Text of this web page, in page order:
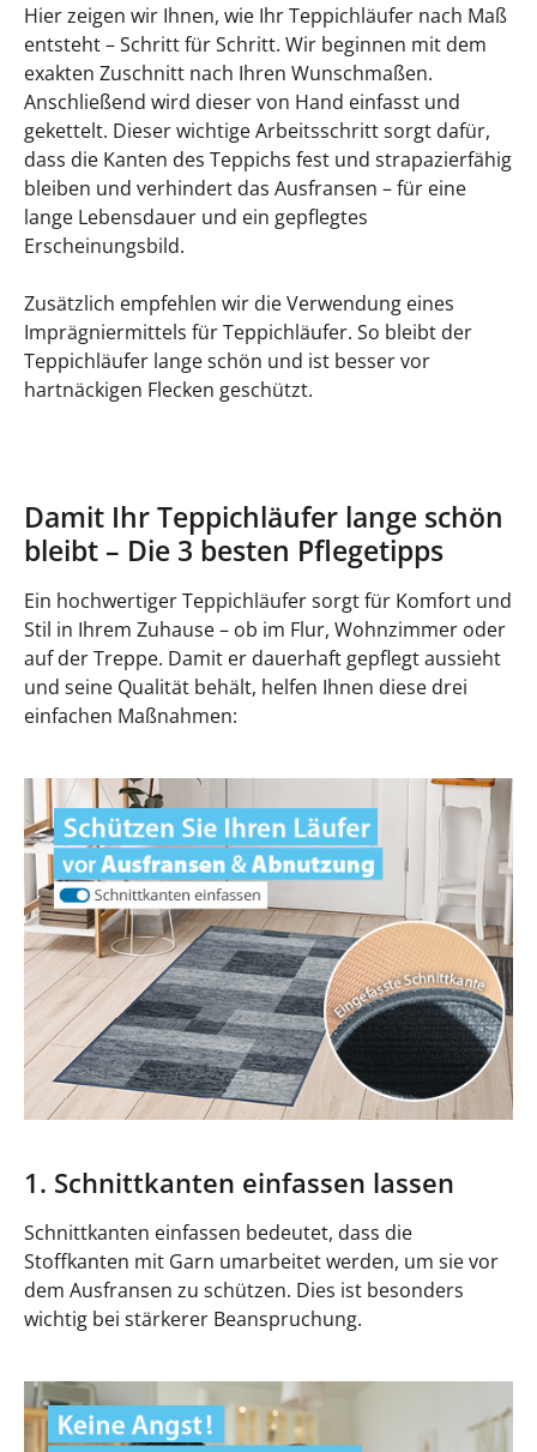
Hier zeigen wir Ihnen, wie Ihr Teppichläufer nach Maß
entsteht – Schritt für Schritt. Wir beginnen mit dem
exakten Zuschnitt nach Ihren Wunschmaßen.
Anschließend wird dieser von Hand einfasst und
gekettelt. Dieser wichtige Arbeitsschritt sorgt dafür,
dass die Kanten des Teppichs fest und strapazierfähig
bleiben und verhindert das Ausfransen – für eine
lange Lebensdauer und ein gepflegtes
Erscheinungsbild.
Zusätzlich empfehlen wir die Verwendung eines
Imprägniermittels für Teppichläufer. So bleibt der
Teppichläufer lange schön und ist besser vor
hartnäckigen Flecken geschützt.
Damit Ihr Teppichläufer lange schön
bleibt – Die 3 besten Pflegetipps
Ein hochwertiger Teppichläufer sorgt für Komfort und
Stil in Ihrem Zuhause – ob im Flur, Wohnzimmer oder
auf der Treppe. Damit er dauerhaft gepflegt aussieht
und seine Qualität behält, helfen Ihnen diese drei
einfachen Maßnahmen:
1. Schnittkanten einfassen lassen
Schnittkanten einfassen bedeutet, dass die
Stoffkanten mit Garn umarbeitet werden, um sie vor
dem Ausfransen zu schützen. Dies ist besonders
wichtig bei stärkerer Beanspruchung.